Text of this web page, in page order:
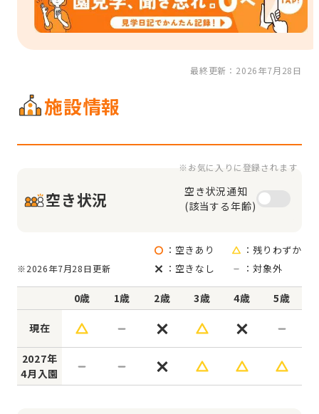
最終更新：2026年7月28日
施設情報
空き状況
※お気に入りに登録されます
空き状況通知
(該当する年齢)
※2026年7月28日更新
：空きあり
：残りわずか
：空きなし
：対象外
0歳 1歳 2歳 3歳 4歳 5歳
現在
2027年
4月入園